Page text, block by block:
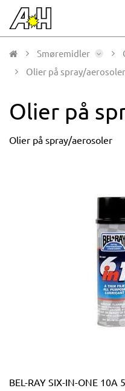
Smøremidler
Olier på spray/aerosoler
Olier på
Olier på spray/aerosoler
BEL-RAY SIX-IN-ONE 10A